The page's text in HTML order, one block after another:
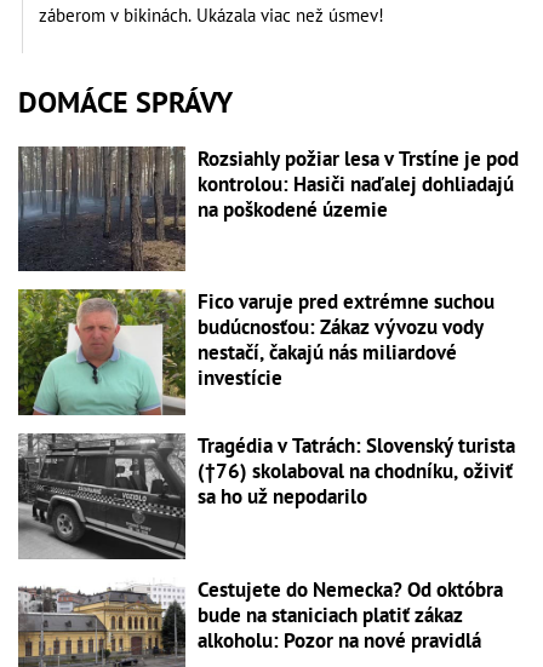
záberom v bikinách. Ukázala viac než úsmev!
DOMÁCE SPRÁVY
Rozsiahly požiar lesa v Trstíne je pod
kontrolou: Hasiči naďalej dohliadajú
na poškodené územie
Fico varuje pred extrémne suchou
budúcnosťou: Zákaz vývozu vody
nestačí, čakajú nás miliardové
investície
Tragédia v Tatrách: Slovenský turista
(†76) skolaboval na chodníku, oživiť
sa ho už nepodarilo
Cestujete do Nemecka? Od októbra
bude na staniciach platiť zákaz
alkoholu: Pozor na nové pravidlá